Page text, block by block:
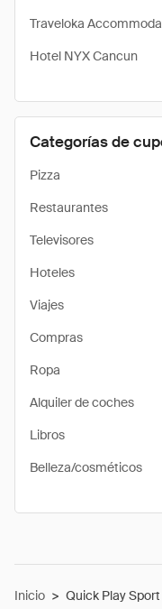
Traveloka
Hotel NYX Cancun
Categorías de
Pizza
Restaurantes
Televisores
Hoteles
Viajes
Compras
Ropa
Alquiler de coches
Libros
Belleza/cosméticos
Inicio > Quick Play Sport